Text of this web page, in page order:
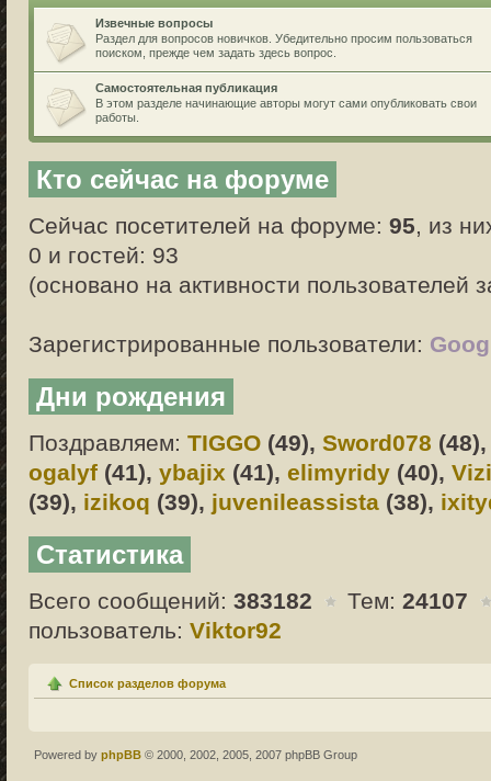
Извечные вопросы
Раздел для вопросов новичков. Убедительно просим пользоваться
поиском, прежде чем задать здесь вопрос.
Самостоятельная публикация
В этом разделе начинающие авторы могут сами опубликовать свои
работы.
Кто сейчас на форуме
Сейчас посетителей на форуме: 95, из
0 и гостей: 93
(основано на активности пользователей
Зарегистрированные пользователи:
Дни рождения
Поздравляем: TIGGO (49), Sword078
ogalyf (41), ybajix (41), elimyridy (40),
(39), izikoq (39), juvenileassista (38),
Статистика
Всего сообщений: 383182 Тем: 24107
пользователь: Viktor92
Список разделов форума
Powered by phpBB © 2000, 2002, 2005, 2007 phpBB Group